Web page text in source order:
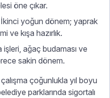
öne çıkar.
İkinci yoğun dönem; yaprak
ve kışa hazırlık.
işleri, ağaç budaması ve
sakin dönem.
çoğunlukla yıl boyu
parklarında sigortalı